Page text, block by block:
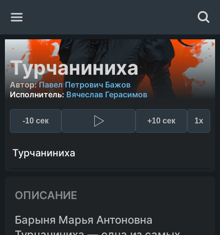
Главная
Жанры
Авторы
Исполнители
Турчаниниха
Автор:Павел Петрович Бажов
Исполнитель: Вячеслав Герасимов
-10 сек +10 сек 1x
Турчаниниха
ОПИСАНИЕ
Барыня Марья Антоновна